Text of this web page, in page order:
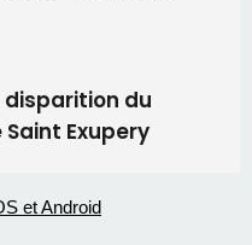
au stade de San